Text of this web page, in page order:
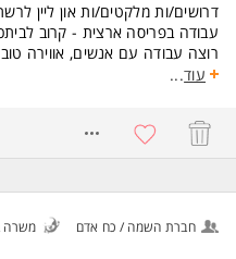
דרושים/ות מלקטים/ות און ליין
עבודה בפריסה ארצית - קרוב
רוצה עבודה עם אנשים, אווירה
הצטרף/י לצוות החיוך שמאחורי
עבודה במשמרות גמישות כי יש גם
תנאים טובים למתאימים/ות
ניסיון קודם יתרון
עוד...
חברת השמה / כח אדם משרה